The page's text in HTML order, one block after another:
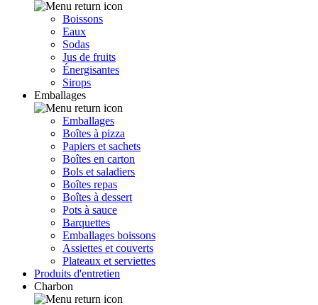
Boissons
Eaux
Sodas
Jus de fruits
Énergisantes
Sirops
Emballages
Emballages
Boîtes à pizza
Papiers et sachets
Boîtes en carton
Bols et saladiers
Boîtes repas
Boîtes à dessert
Pots à sauce
Barquettes
Emballages boissons
Assiettes et couverts
Plateaux et serviettes
Produits d'entretien
Charbon